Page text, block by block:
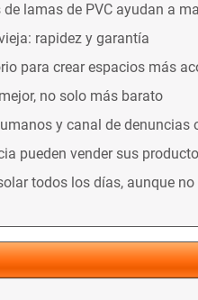
lamas de PVC ayudan a
rapidez y garantía
para crear espacios más
no solo más barato
y canal de
pueden vender sus
todos los días, aunque no